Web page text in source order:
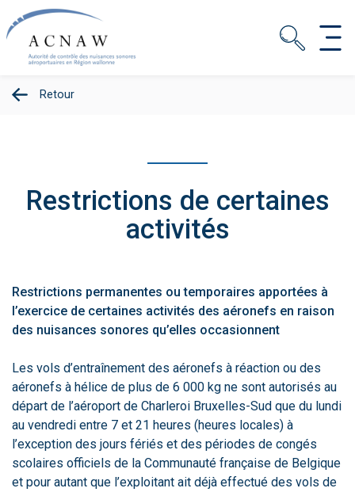
Retour
Restrictions de certaines
activités
Restrictions permanentes ou temporaires apportées à
l’exercice de certaines activités des aéronefs en raison
des nuisances sonores qu’elles occasionnent
Les vols d’entraînement des aéronefs à réaction ou des
aéronefs à hélice de plus de 6 000 kg ne sont autorisés au
départ de l’aéroport de Charleroi Bruxelles-Sud que du lundi
au vendredi entre 7 et 21 heures (heures locales) à
l’exception des jours fériés et des périodes de congés
scolaires officiels de la Communauté française de Belgique
et pour autant que l’exploitant ait déjà effectué des vols de